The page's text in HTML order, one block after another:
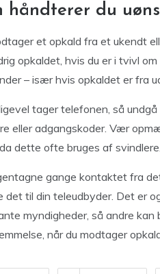
håndterer du
et opkald fra et ukendt
opkaldet, hvis du er i tvivl
– især hvis opkaldet er fra
tager telefonen, så
eller adgangskoder. Vær
dette ofte bruges af svindlere.
gange kontaktet fra
det til din teleudbyder. Det er
myndigheder, så andre
når du modtager